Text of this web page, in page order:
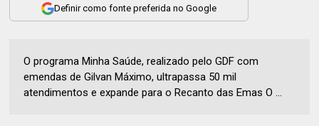
Definir como fonte preferida no Google
O programa Minha Saúde, realizado pelo GDF com
emendas de Gilvan Máximo, ultrapassa 50 mil
atendimentos e expande para o Recanto das Emas O ...